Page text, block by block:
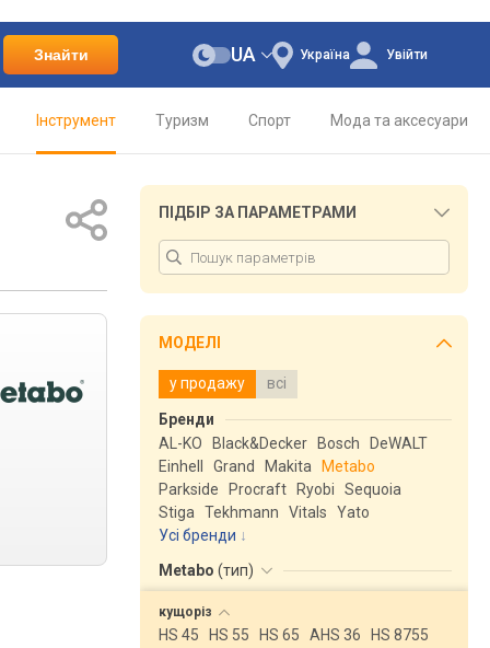
Знайти Україна
UA Увійти
Інструмент Туризм Спорт Мода та аксесуари
ПІДБІР ЗА ПАРАМЕТРАМИ
МОДЕЛІ
у продажу всі
Бренди
AL-KO
Black&Decker Bosch
DeWALT
Einhell
Grand Makita
Metabo
Parkside
Procraft Ryobi
Sequoia
Stiga
Tekhmann Vitals
Yato
Усі бренди
Metabo (тип)
кущоріз
HS 45 HS 55 HS 65 AHS 36
HS 8755